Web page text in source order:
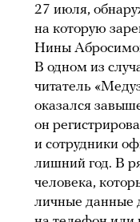
27 июля,
на которую
Нины
В одном из
читатель
оказался
он
и сотрудники
лишний год. В
человека,
личные данные